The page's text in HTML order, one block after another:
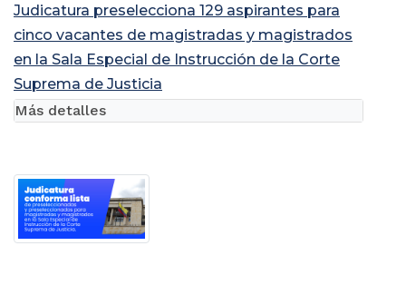
Judicatura preselecciona 129 aspirantes para
cinco vacantes de magistradas y magistrados
en la Sala Especial de Instrucción de la Corte
Suprema de Justicia
Más detalles